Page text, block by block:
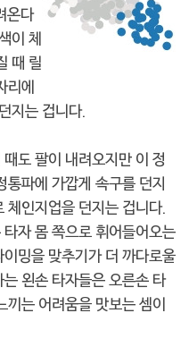
온다
이 체
때 릴
리에
지는 겁니다.
도 팔이 내려오지만 이 정
파에 가깝게 속구를 던지
체인지업을 던지는 겁니다.
자 몸 쪽으로 휘어들어오는
밍을 맞추기가 더 까다로울
왼손 타자들은 오른손 타
끼는 어려움을 맛보는 셈이